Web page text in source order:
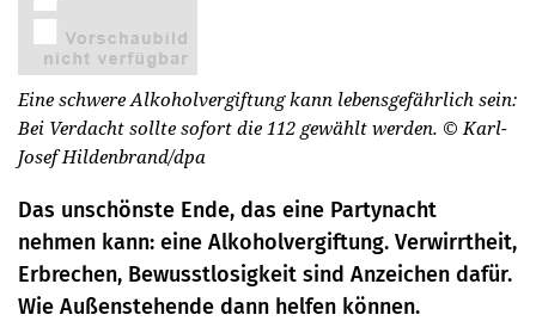
Eine schwere Alkoholvergiftung kann lebensgefährlich sein:
Bei Verdacht sollte sofort die 112 gewählt werden. © Karl-
Josef Hildenbrand/dpa
Das unschönste Ende, das eine Partynacht
nehmen kann: eine Alkoholvergiftung. Verwirrtheit,
Erbrechen, Bewusstlosigkeit sind Anzeichen dafür.
Wie Außenstehende dann helfen können.